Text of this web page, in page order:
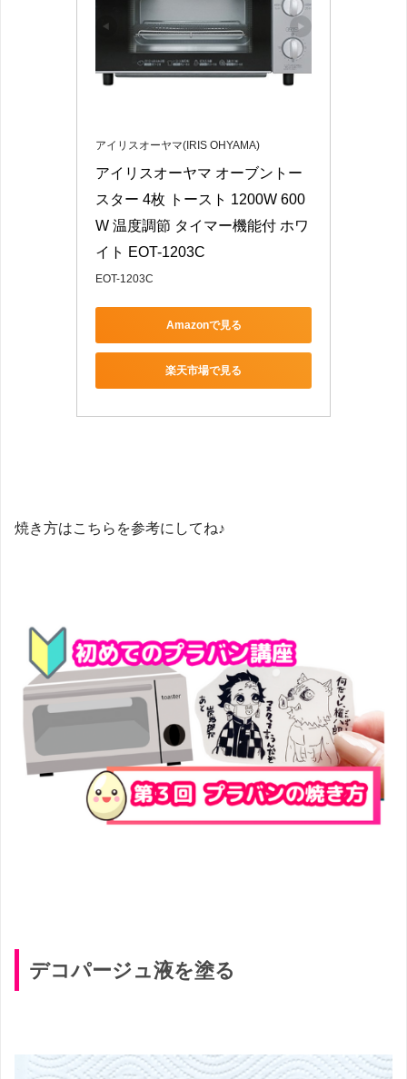
アイリスオーヤマ(IRIS OHYAMA)
アイリスオーヤマ オーブントー
スター 4枚 トースト 1200W 600
W 温度調節 タイマー機能付 ホワ
イト EOT-1203C
EOT-1203C
Amazonで見る
楽天市場で見る
焼き方はこちらを参考にしてね♪
デコパージュ液を塗る